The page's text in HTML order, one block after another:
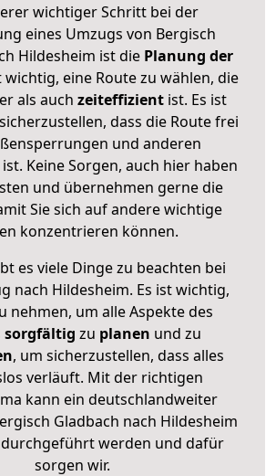
wichtiger Schritt bei der
eines Umzugs von Bergisch
Hildesheim ist diePlanung der
wichtig, eine Route zu wählen, die
als auch zeiteffizientist. Es ist
dass die Route frei
und anderen
Keine Sorgen, auch hier haben
und übernehmen gerne die
Sie sich auf andere wichtige
konzentrieren können.
es viele Dinge zu beachten bei
nach Hildesheim. Es ist wichtig,
nehmen, um alle Aspekte des
sorgfältig zu planen und zu
, um sicherzustellen, dass alles
verläuft. Mit der richtigen
kann ein deutschlandweiter
Gladbach nach Hildesheim
werden und dafür
sorgen wir.